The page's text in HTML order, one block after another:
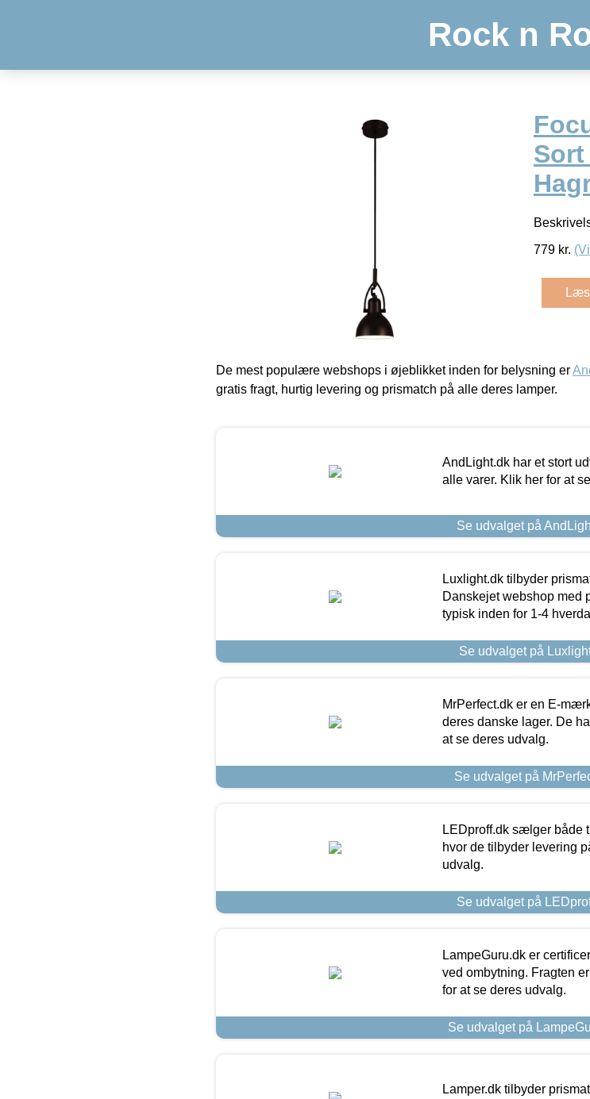
Rock n
779 kr.
De mest populære webshops i øjeblikket inden for belysning er
gratis fragt, hurtig levering og prismatch på alle deres lamper.
AndLight.dk har et stort
alle varer. Klik her for at
Se udvalget på
Luxlight.dk tilbyder
Danskejet webshop med
typisk inden for 1-4
Se udvalget på
MrPerfect.dk er en E-
deres danske lager. De
at se deres udvalg.
Se udvalget på
LEDproff.dk sælger både
hvor de tilbyder levering
udvalg.
Se udvalget på
LampeGuru.dk er
ved ombytning. Fragten
for at se deres udvalg.
Se udvalget på
Lamper.dk tilbyder